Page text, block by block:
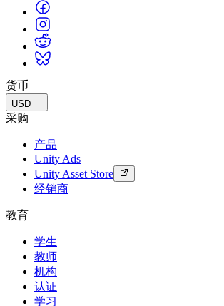
用户获取
被发现并获取移动用户
管理跨门店和D2C渠道的IAP（应用内购买）
商业化
通过 Unity 投放广告
使用案例
移动游戏
使用 Unity 打造移动端爆款游戏
独立游戏
小团队也能做出大游戏
XR 游戏
汽车
提升创新能力和车内体验
查看所有行业
最佳实践指南
专家提示和技巧
演示
演示、示例和构建模块
所有资源
新增功能
博客
更新、信息和技术提示
新闻
新闻、故事和新闻中心
对于学生
开启您的职业生涯
增强您的教学
教育资助许可证
认证
证明您的Unity精通
货币
USD
采购
产品
Unity Ads
Unity Asset Store
经销商
教育
学生
教师
机构
认证
学习